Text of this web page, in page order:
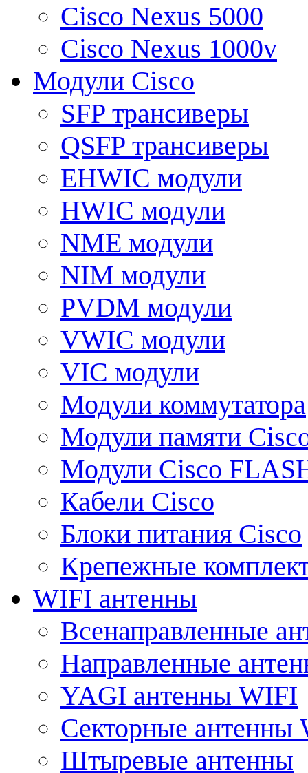
Cisco Nexus 5000
Cisco Nexus 1000v
Модули Cisco
SFP трансиверы
QSFP трансиверы
EHWIC модули
HWIC модули
NME модули
NIM модули
PVDM модули
VWIC модули
VIC модули
Модули коммутатора
Модули памяти
Модули Cisco
Кабели Cisco
Блоки питания Cisco
Крепежные
WIFI антенны
Всенаправленные
Направленные
YAGI антенны WIFI
Секторные антенны
Штыревые антенны